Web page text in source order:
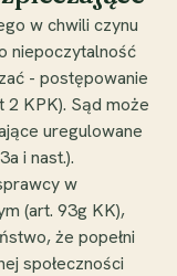
w chwili czynu
niepoczytalność
- postępowanie
2 KPK). Sąd może
uregulowane
i nast.).
w
(art. 93g KK),
że popełni
społeczności